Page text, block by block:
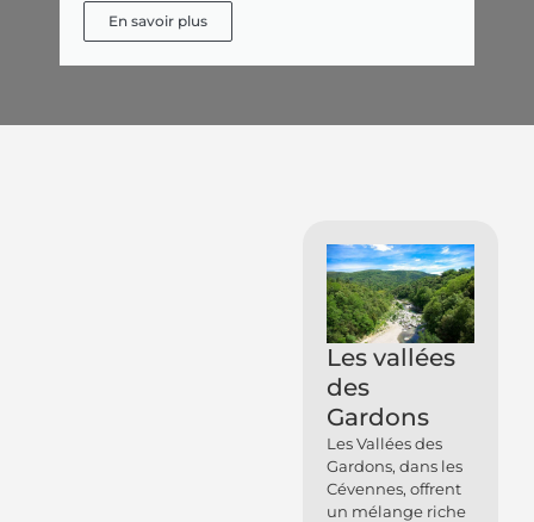
En savoir plus
Les vallées
des
Gardons
Les Vallées des
Gardons, dans les
Cévennes, offrent
un mélange riche